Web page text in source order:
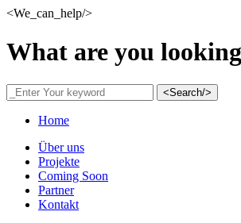
<We_can_help/>
What are you
<Search/>
Home
Über uns
Projekte
Coming Soon
Partner
Kontakt